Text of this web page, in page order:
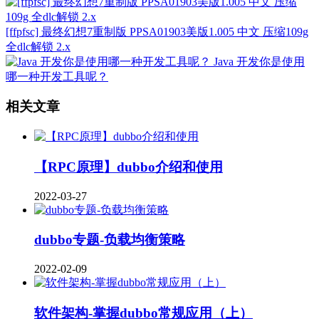
[ffpfsc] 最终幻想7重制版 PPSA01903美版1.005 中文 压缩109g
全dlc解锁 2.x
Java 开发你是使用
哪一种开发工具呢？
相关文章
【RPC原理】dubbo介绍和使用
2022-03-27
dubbo专题-负载均衡策略
2022-02-09
软件架构-掌握dubbo常规应用（上）